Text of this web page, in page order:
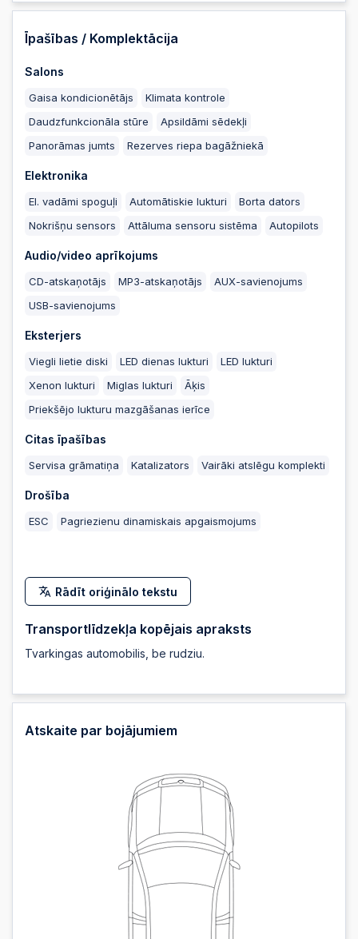
Īpašības / Komplektācija
Salons
Gaisa kondicionētājs
Klimata kontrole
Daudzfunkcionāla stūre
Apsildāmi sēdekļi
Panorāmas jumts
Rezerves riepa bagāžniekā
Elektronika
El. vadāmi spoguļi Automātiskie lukturi
Borta dators
Nokrišņu sensors
Attāluma sensoru sistēma Autopilots
Audio/video aprīkojums
CD-atskaņotājs MP3-atskaņotājs
AUX-savienojums
USB-savienojums
Eksterjers
Viegli lietie diski LED dienas lukturi
LED lukturi
Xenon lukturi
Miglas lukturi
Āķis
Priekšējo lukturu mazgāšanas ierīce
Citas īpašības
Servisa grāmatiņa Katalizators Vairāki atslēgu komplekti
Drošība
ESC Pagriezienu dinamiskais apgaismojums
Rādīt oriģinālo tekstu
Transportlīdzekļa kopējais apraksts
Tvarkingas automobilis, be rudziu.
Atskaite par bojājumiem